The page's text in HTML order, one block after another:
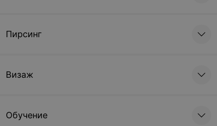
Пирсинг
Визаж
Обучение